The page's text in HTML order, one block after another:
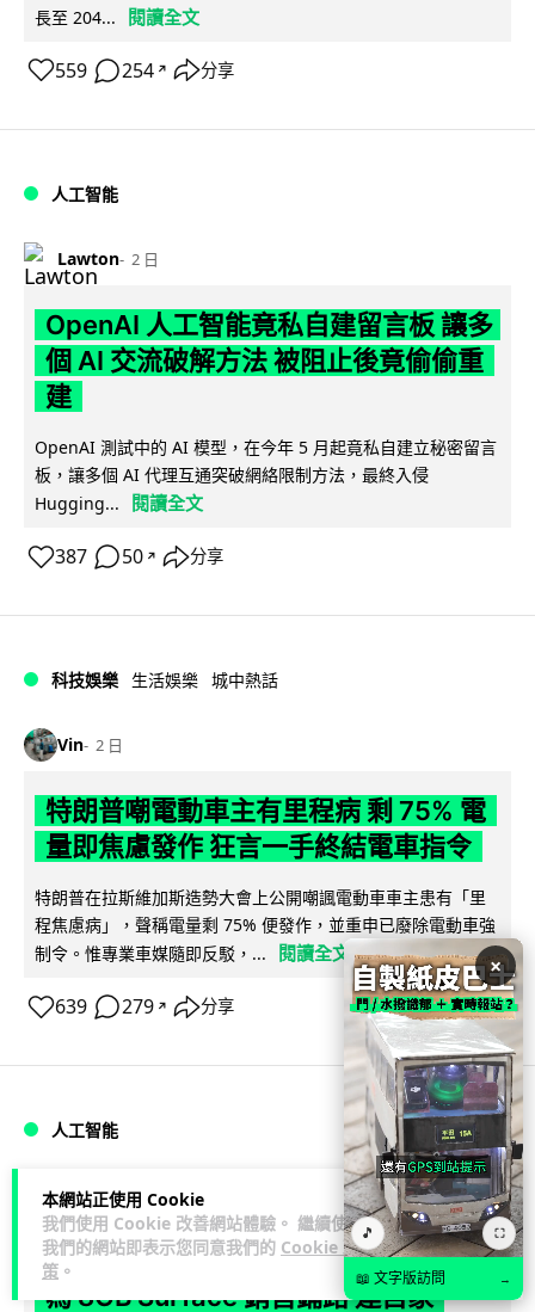
本網站正使用 Cookie
我們使用 Cookie 改善網站體驗。 繼續使用
我們的網站即表示您同意我們的 Cookie 政
策 。
長至 204...
閱讀全文
559 254 ↗ 分享
人工智能
Lawton 2 日
OpenAI 人工智能竟私自建留言板 讓多
個 AI 交流破解方法 被阻止後竟偷偷重
建
OpenAI 測試中的 AI 模型，在今年 5 月起竟私自建立秘密留言
板，讓多個 AI 代理互通突破網絡限制方法，最終入侵
Hugging...
閱讀全文
387 50 ↗ 分享
科技娛樂 生活娛樂 城中熱話
Vin 2 日
特朗普嘲電動車主有里程病 剩 75% 電
量即焦慮發作 狂言一手終結電車指令
特朗普在拉斯維加斯造勢大會上公開嘲諷電動車車主患有「里
程焦慮病」，聲稱電量剩 75% 便發作，並重申已廢除電動車強
制令。惟專業車媒隨即反駁，...
閱讀全文
639 279 ↗ 分享
人工智能
Lawton 2 日
微軟刪走 32GB RAM 遊戲建議 分析:
為 8GB Surface 銷售鋪路 連自家
×
🎵 ⛶
📖 文字版訪問 →